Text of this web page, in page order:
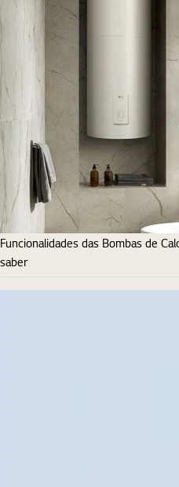
Funcionalidades das Bombas de
saber